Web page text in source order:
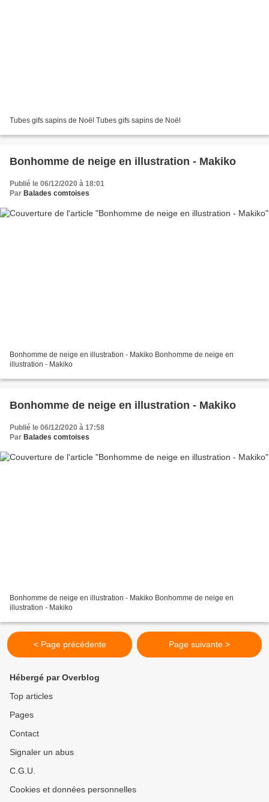
Tubes gifs sapins de Noël Tubes gifs sapins de Noël
Bonhomme de neige en illustration - Makiko
Publié le 06/12/2020 à 18:01
Par Balades comtoises
Bonhomme de neige en illustration - Makiko Bonhomme de neige en
illustration - Makiko
Bonhomme de neige en illustration - Makiko
Publié le 06/12/2020 à 17:58
Par Balades comtoises
Bonhomme de neige en illustration - Makiko Bonhomme de neige en
illustration - Makiko
< Page précédente Page suivante >
Hébergé par Overblog
Top articles
Pages
Contact
Signaler un abus
C.G.U.
Cookies et données personnelles